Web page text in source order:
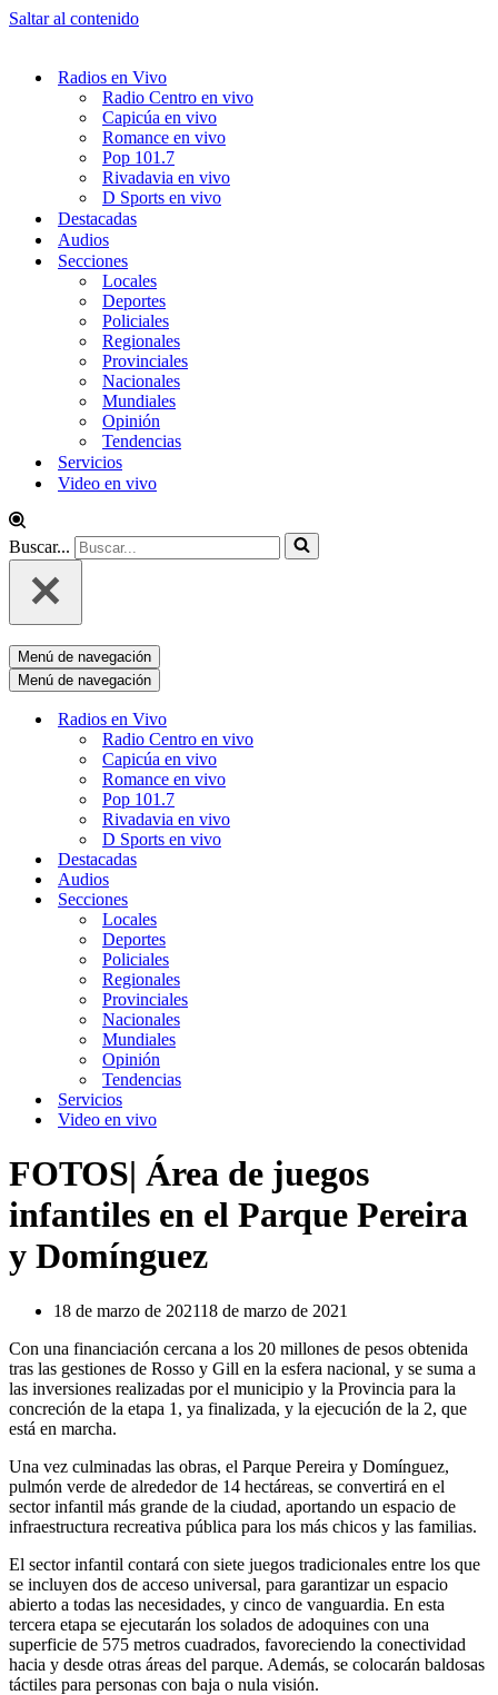
Saltar al contenido
Radios en Vivo
Radio Centro en vivo
Capicúa en vivo
Romance en vivo
Pop 101.7
Rivadavia en vivo
D Sports en vivo
Destacadas
Audios
Secciones
Locales
Deportes
Policiales
Regionales
Provinciales
Nacionales
Mundiales
Opinión
Tendencias
Servicios
Video en vivo
Buscar...
Menú de navegación
Menú de navegación
Radios en Vivo
Radio Centro en vivo
Capicúa en vivo
Romance en vivo
Pop 101.7
Rivadavia en vivo
D Sports en vivo
Destacadas
Audios
Secciones
Locales
Deportes
Policiales
Regionales
Provinciales
Nacionales
Mundiales
Opinión
Tendencias
Servicios
Video en vivo
FOTOS| Área de juegos
infantiles en el Parque Pereira
y Domínguez
18 de marzo de 202118 de marzo de 2021
Con una financiación cercana a los 20 millones de pesos obtenida
tras las gestiones de Rosso y Gill en la esfera nacional, y se suma a
las inversiones realizadas por el municipio y la Provincia para la
concreción de la etapa 1, ya finalizada, y la ejecución de la 2, que
está en marcha.
Una vez culminadas las obras, el Parque Pereira y Domínguez,
pulmón verde de alrededor de 14 hectáreas, se convertirá en el
sector infantil más grande de la ciudad, aportando un espacio de
infraestructura recreativa pública para los más chicos y las familias.
El sector infantil contará con siete juegos tradicionales entre los que
se incluyen dos de acceso universal, para garantizar un espacio
abierto a todas las necesidades, y cinco de vanguardia. En esta
tercera etapa se ejecutarán los solados de adoquines con una
superficie de 575 metros cuadrados, favoreciendo la conectividad
hacia y desde otras áreas del parque. Además, se colocarán baldosas
táctiles para personas con baja o nula visión.